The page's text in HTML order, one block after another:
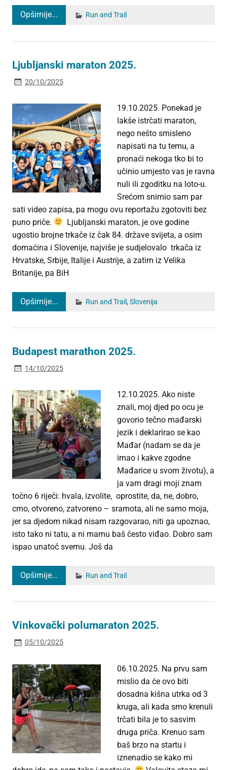
Opširnije... Run and Trail
Ljubljanski maraton 2025.
20/10/2025
19.10.2025. Ponekad je
lakše istrčati maraton,
nego nešto smisleno
napisati na tu temu, a
pronaći nekoga tko bi to
učinio umjesto vas je ravna
nuli ili zgoditku na loto-u.
Srećom snimio sam par
sati video zapisa, pa mogu ovu reportažu zgotoviti bez
puno priče.
Ljubljanski maraton, je ove godine
ugostio brojne trkače iz čak 84. države svijeta, a osim
domaćina i Slovenije, najviše je sudjelovalo trkača iz
Hrvatske, Srbije, Italije i Austrije, a zatim iz Velika
Britanije, pa BiH
Opširnije... Run and Trail, Slovenija
Budapest marathon 2025.
14/10/2025
12.10.2025. Ako niste
znali, moj djed po ocu je
govorio tečno mađarski
jezik i deklarirao se kao
Mađar (nadam se da je
imao i kakve zgodne
Mađarice u svom životu), a
ja vam dragi moji znam
točno 6 riječi: hvala, izvolite, oprostite, da, ne, dobro,
crno, otvoreno, zatvoreno – sramota, ali ne samo moja,
jer sa djedom nikad nisam razgovarao, niti ga upoznao,
isto tako ni tatu, a ni mamu baš često viđao. Dobro sam
ispao unatoč svemu. Još da
Opširnije... Run and Trail
Vinkovački polumaraton 2025.
05/10/2025
06.10.2025. Na prvu sam
mislio da će ovo biti
dosadna kišna utrka od 3
kruga, ali kada smo krenuli
trčati bila je to sasvim
druga priča. Krenuo sam
baš brzo na startu i
iznenadio se kako mi